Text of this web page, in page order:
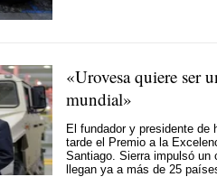
«Urovesa quiere ser
mundial»
El fundador y presidente de
tarde el Premio a la
Santiago. Sierra impulsó
llegan ya a más de 25